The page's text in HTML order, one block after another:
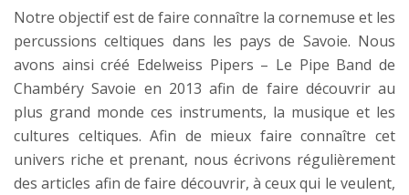
Notre objectif est de faire connaître la cornemuse et les
percussions celtiques dans les pays de Savoie. Nous
avons ainsi créé Edelweiss Pipers – Le Pipe Band de
Chambéry Savoie en 2013 afin de faire découvrir au
plus grand monde ces instruments, la musique et les
cultures celtiques. Afin de mieux faire connaître cet
univers riche et prenant, nous écrivons régulièrement
des articles afin de faire découvrir, à ceux qui le veulent,